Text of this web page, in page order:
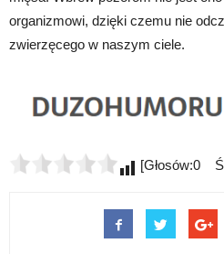
organizmowi, dzięki czemu nie
zwierzęcego w naszym ciele.
[Głosów:0